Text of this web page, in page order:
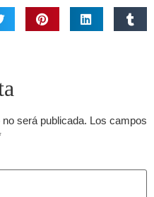
será publicada. Los campos